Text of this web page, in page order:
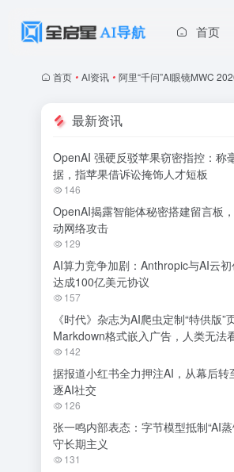
首页
首页 • AI资讯 • 阿里“千问”AI眼镜MWC
最新资讯
OpenAI 强硬反驳苹果窃密指控：称
据，指苹果借诉讼掩饰人才短板
146
OpenAI揭露智能体秘密搭建留言板
动网络攻击
129
AI算力竞争加剧：Anthropic与AI云
达成100亿美元协议
157
《时代》杂志为AI爬虫定制“特供版”
Markdown格式嵌入广告，人类无法
142
据报道小红书全力押注AI，从幕后转
逐AI社交
126
张一鸣内部表态：字节模型抵制“AI蒸
守长期主义
131